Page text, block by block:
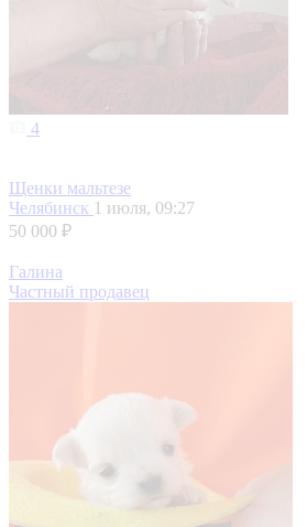
4
Щенки мальтезе
Челябинск 1 июля, 09:27
50 000 ₽
Галина
Частный продавец